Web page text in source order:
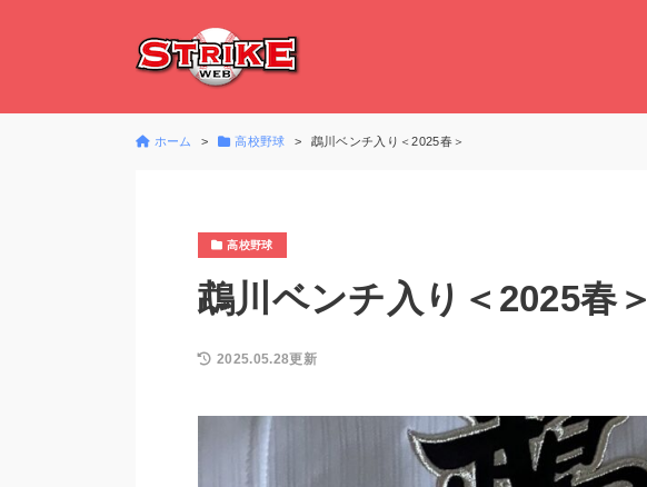
ホーム 高校野球 鵡川ベンチ入り＜2025春＞
高校野球
鵡川ベンチ入り＜2025春＞
2025.05.28更新